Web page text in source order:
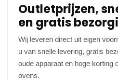
Outletprijzen,
en gratis
Wij leveren direct uit eigen
u van snelle levering, gratis
oude apparaat en hoge korting
ovens.